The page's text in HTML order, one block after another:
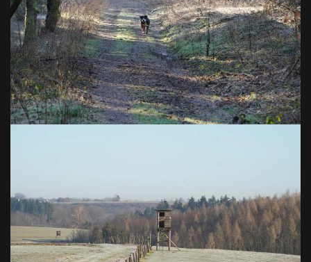
VOIR EN GRAND
VOIR EN GRAND